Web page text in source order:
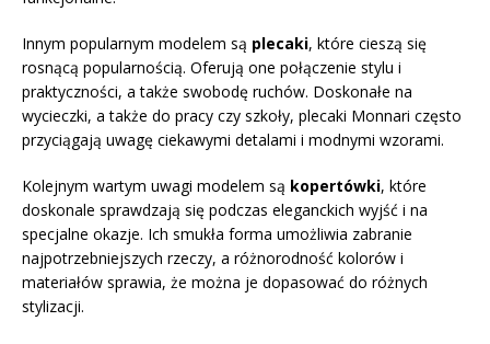
Innym popularnym modelem są plecaki, które cieszą się
rosnącą popularnością. Oferują one połączenie stylu i
praktyczności, a także swobodę ruchów. Doskonałe na
wycieczki, a także do pracy czy szkoły, plecaki Monnari często
przyciągają uwagę ciekawymi detalami i modnymi wzorami.
Kolejnym wartym uwagi modelem są kopertówki, które
doskonale sprawdzają się podczas eleganckich wyjść i na
specjalne okazje. Ich smukła forma umożliwia zabranie
najpotrzebniejszych rzeczy, a różnorodność kolorów i
materiałów sprawia, że można je dopasować do różnych
stylizacji.